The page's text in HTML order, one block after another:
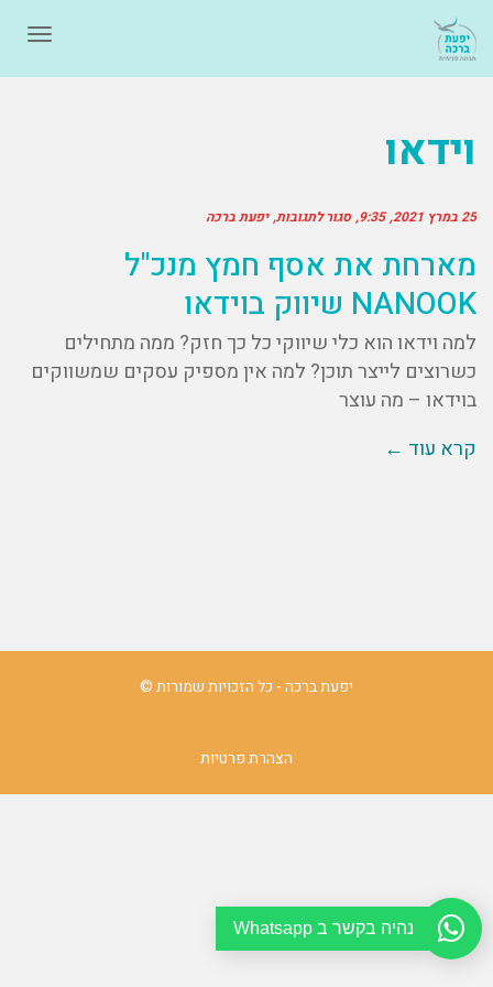
וידאו
25 במרץ 2021 9:35 סגור לתגובות יפעת ברכה
מארחת את אסף חמץ מנכ"ל
NANOOK שיווק בוידאו
למה וידאו הוא כלי שיווקי כל כך חזק? ממה מתחילים
כשרוצים לייצר תוכן? למה אין מספיק עסקים שמשווקים
בוידאו – מה עוצר
קרא עוד ←
יפעת ברכה - כל הזכויות שמורות ©
הצהרת פרטיות
נהיה בקשר ב Whatsapp